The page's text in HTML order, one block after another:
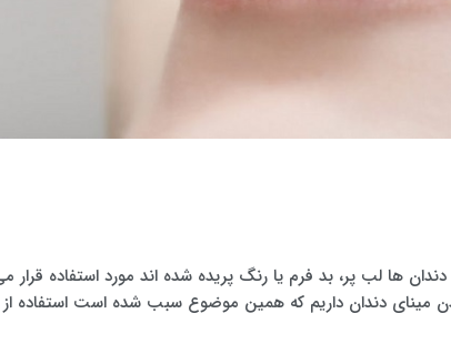
ها لب پر، بد فرم یا رنگ پریده شده اند مورد استفاده قرار
مینای دندان داریم که همین موضوع سبب شده است استفاده از